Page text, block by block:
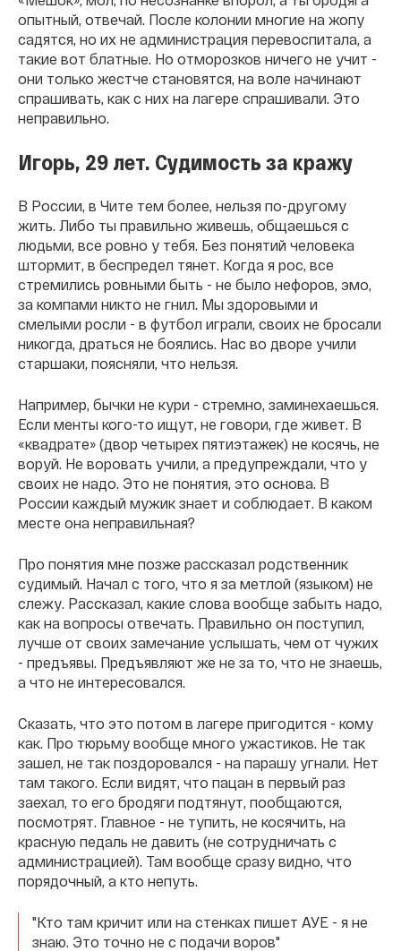
опытный, отвечай. После колонии многие на жопу
садятся, но их не администрация перевоспитала, а
такие вот блатные. Но отморозков ничего не учит -
они только жестче становятся, на воле начинают
спрашивать, как с них на лагере спрашивали. Это
неправильно.
Игорь, 29 лет. Судимость за кражу
В России, в Чите тем более, нельзя по-другому
жить. Либо ты правильно живешь, общаешься с
людьми, все ровно у тебя. Без понятий человека
штормит, в беспредел тянет. Когда я рос, все
стремились ровными быть - не было нефоров, эмо,
за компами никто не гнил. Мы здоровыми и
смелыми росли - в футбол играли, своих не бросали
никогда, драться не боялись. Нас во дворе учили
старшаки, поясняли, что нельзя.
Например, бычки не кури - стремно, заминехаешься.
Если менты кого-то ищут, не говори, где живет. В
«квадрате» (двор четырех пятиэтажек) не косячь, не
воруй. Не воровать учили, а предупреждали, что у
своих не надо. Это не понятия, это основа. В
России каждый мужик знает и соблюдает. В каком
месте она неправильная?
Про понятия мне позже рассказал родственник
судимый. Начал с того, что я за метлой (языком) не
слежу. Рассказал, какие слова вообще забыть надо,
как на вопросы отвечать. Правильно он поступил,
лучше от своих замечание услышать, чем от чужих
- предъявы. Предъявляют же не за то, что не знаешь,
а что не интересовался.
Сказать, что это потом в лагере пригодится - кому
как. Про тюрьму вообще много ужастиков. Не так
зашел, не так поздоровался - на парашу угнали. Нет
там такого. Если видят, что пацан в первый раз
заехал, то его бродяги подтянут, пообщаются,
посмотрят. Главное - не тупить, не косячить, на
красную педаль не давить (не сотрудничать с
администрацией). Там вообще сразу видно, что
порядочный, а кто непуть.
"Кто там кричит или на стенках пишет АУЕ - я не
знаю. Это точно не с подачи воров"